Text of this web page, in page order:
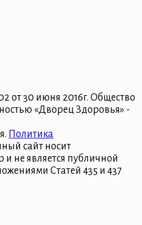
от 30 июня 2016г. Общество
«Дворец Здоровья» -
Политика
сайт носит
не является публичной
Статей 435 и 437